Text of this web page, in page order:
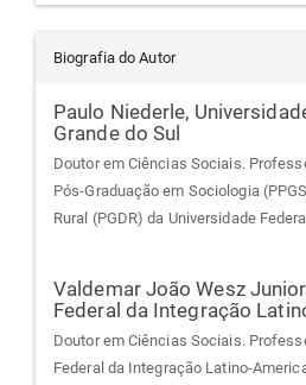
Biografia do Autor
Paulo Niederle,
Grande do Sul
Doutor em Ciências Sociais.
Pós-Graduação em Sociologia
Rural (PGDR) da Universidade
Valdemar João Wesz
Federal da Integração
Doutor em Ciências Sociais.
Federal da Integração Latino-